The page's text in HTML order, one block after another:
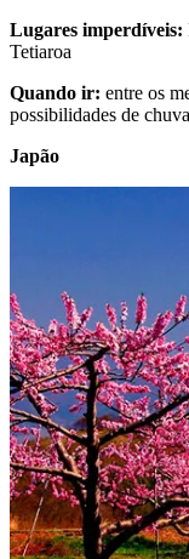
Lugares imperdíveis:
Tetiaroa
Quando ir: entre os
possibilidades de chuva
Japão